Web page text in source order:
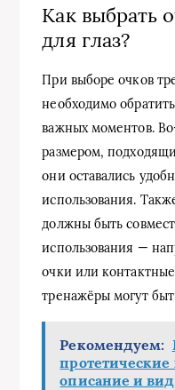
Как выбрать
для глаз?
При выборе очков
необходимо
важных моментов.
размером,
они оставались
использования.
должны быть
использования —
очки или
тренажёры могут
Рекомендуем:
описание и